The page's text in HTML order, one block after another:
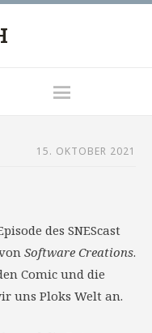
15. OKTOBER 2021
des SNEScast
Software Creations.
Comic und die
uns Ploks Welt an.